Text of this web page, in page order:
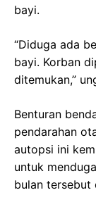
bayi.
“Diduga ada
bayi. Korban
ditemukan,”
Benturan
pendarahan
autopsi ini
untuk
bulan tersebut